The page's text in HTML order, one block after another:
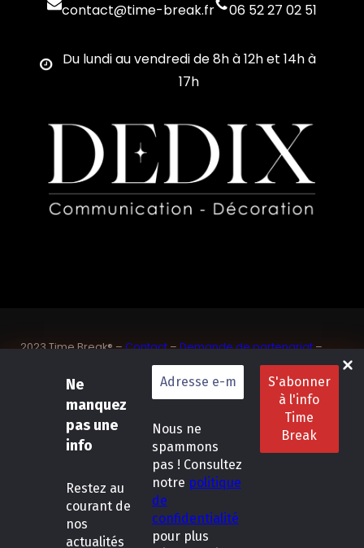
Ne
manquez
pas une
info
Restez au
courant de
nos
actualités
Nous ne
spammons
pas ! Consultez
notre politique
de
confidentialité
pour plus
contact@time-break.fr 06 52 27 02 51
Du lundi au vendredi de 8h à 12h et 14h à
17h
2023 Time Break® –Contact–Demande de partenariat–
Sponsoriser un joueur de padel français
SASU Dedix Communication – 87 rue de Mireille – 83 150
Bandol – Var
Politique de confidentialité
Conditions
générales de location
Follow Us :LinkedIn
Instagram